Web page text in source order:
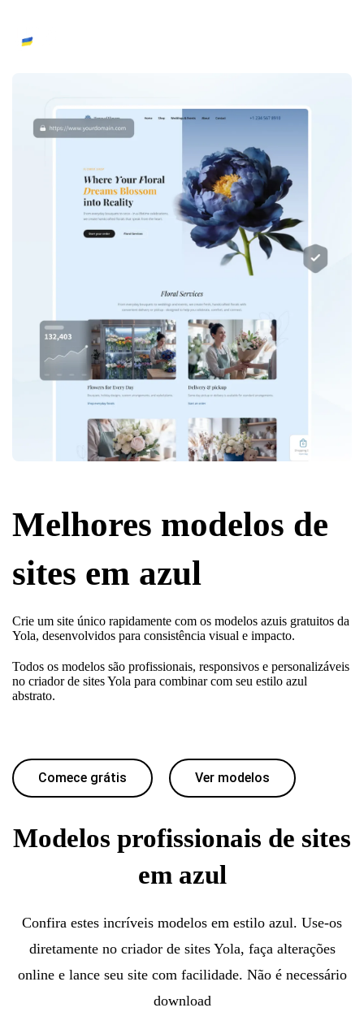
Melhores modelos de
sites em azul
Crie um site único rapidamente com os modelos azuis gratuitos da
Yola, desenvolvidos para consistência visual e impacto.
Todos os modelos são profissionais, responsivos e personalizáveis
no criador de sites Yola para combinar com seu estilo azul
abstrato.
Comece grátis Ver modelos
Modelos profissionais de sites
em azul
Confira estes incríveis modelos em estilo azul. Use-os
diretamente no criador de sites Yola, faça alterações
online e lance seu site com facilidade. Não é necessário
download